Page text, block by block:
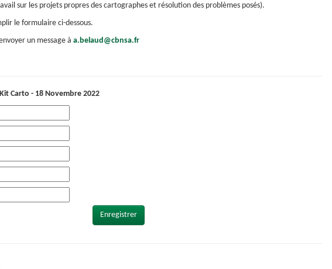
sur les projets propres des cartographes et résolution des problèmes posés).
le formulaire ci-dessous.
un message à a.belaud@cbnsa.fr
Carto - 18 Novembre 2022
Enregistrer